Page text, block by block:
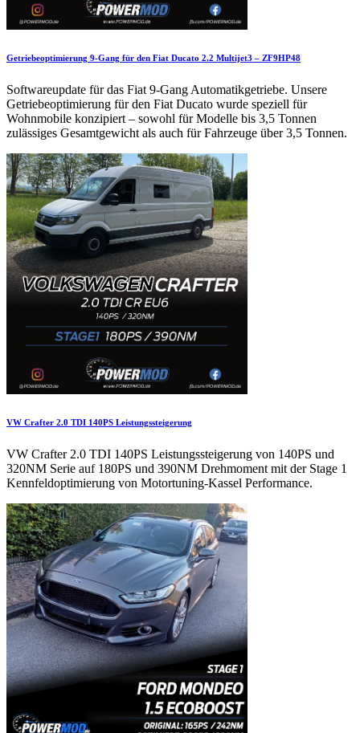
Getriebeoptimierung 9-Gang für den Fiat Ducato 2.2 Multijet3 – ZF9HP48
Softwareupdate für das Fiat 9-Gang Automatikgetriebe. Unsere
Getriebeoptimierung für den Fiat Ducato wurde speziell für
Wohnmobile konzipiert – sowohl für Modelle bis 3,5 Tonnen
zulässiges Gesamtgewicht als auch für Fahrzeuge über 3,5 Tonnen.
VW Crafter 2.0 TDI 140PS Leistungssteigerung
VW Crafter 2.0 TDI 140PS Leistungssteigerung von 140PS und
320NM Serie auf 180PS und 390NM Drehmoment mit der Stage 1
Kennfeldoptimierung von Motortuning-Kassel Performance.